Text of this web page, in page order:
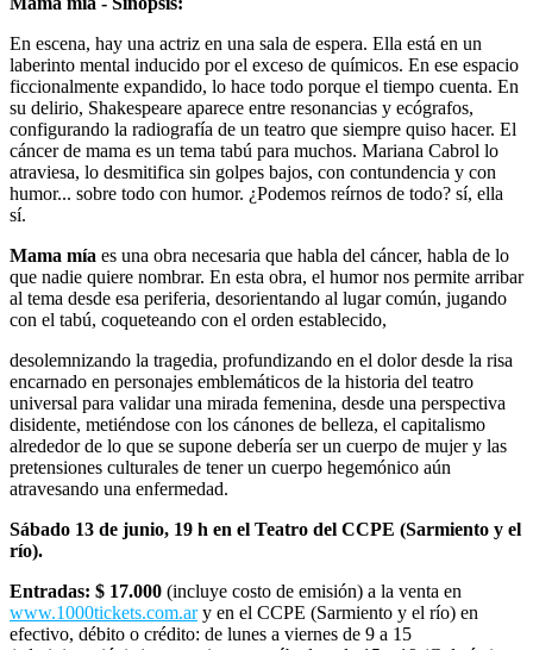
En escena, hay una actriz en una sala de espera. Ella está en un
laberinto mental inducido por el exceso de químicos. En ese espacio
ficcionalmente expandido, lo hace todo porque el tiempo cuenta. En
su delirio, Shakespeare aparece entre resonancias y ecógrafos,
configurando la radiografía de un teatro que siempre quiso hacer. El
cáncer de mama es un tema tabú para muchos. Mariana Cabrol lo
atraviesa, lo desmitifica sin golpes bajos, con contundencia y con
humor... sobre todo con humor. ¿Podemos reírnos de todo? sí, ella
sí.
Mama mía es una obra necesaria que habla del cáncer, habla de lo
que nadie quiere nombrar. En esta obra, el humor nos permite arribar
al tema desde esa periferia, desorientando al lugar común, jugando
con el tabú, coqueteando con el orden establecido,
desolemnizando la tragedia, profundizando en el dolor desde la risa
encarnado en personajes emblemáticos de la historia del teatro
universal para validar una mirada femenina, desde una perspectiva
disidente, metiéndose con los cánones de belleza, el capitalismo
alrededor de lo que se supone debería ser un cuerpo de mujer y las
pretensiones culturales de tener un cuerpo hegemónico aún
atravesando una enfermedad.
Sábado 13 de junio, 19 h en el Teatro del CCPE (Sarmiento y el
río).
Entradas: $ 17.000 (incluye costo de emisión) a la venta en
www.1000tickets.com.ary en el CCPE (Sarmiento y el río) en
efectivo, débito o crédito: de lunes a viernes de 9 a 15